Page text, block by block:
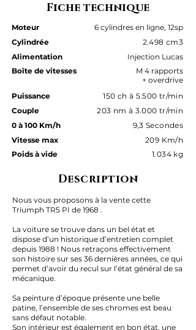
Fiche technique
Moteur 6 cylindres en ligne, 12sp
Cylindrée
2.498 cm3
Alimentation
Injection Lucas
Boîte de vitesses
M 4 rapports
+ overdrive
Puissance
150 ch à 5.500 tr/min
Couple
203 nm à 3.000 tr/min
0 à 100 Km/h
Vitesse max
Poids à vide
9,3 Secondes
209 Km/h
1.034 kg
Description
Nous vous proposons à la vente cette
Triumph TR5 PI de 1968 .
La voiture se trouve dans un bel état et
dispose d’un historique d’entretien complet
depuis 1988 ! Nous retraçons effectivement
son histoire sur ses 36 dernières années, ce qui
permet d’avoir du recul sur l’état général de sa
mécanique.
Sa peinture d’époque présente une belle
patine, l’ensemble de ses chromes est beau
sans défaut notable.
Son intérieur est également en bon état, une